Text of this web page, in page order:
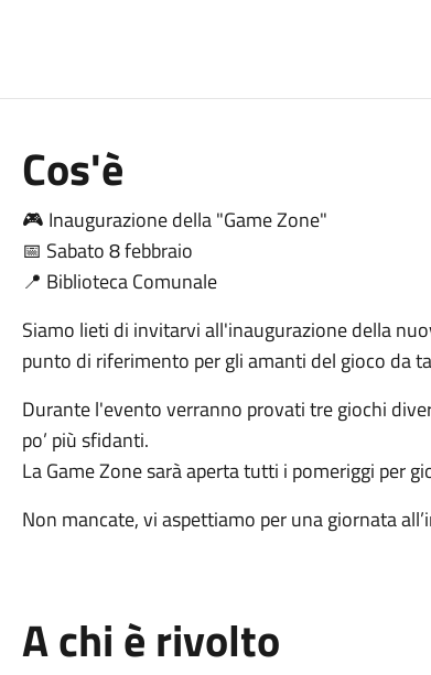
Cos'è
🎮 Inaugurazione della "Game Zone"
📅 Sabato 8 febbraio
📍 Biblioteca Comunale
Siamo lieti di invitarvi all'inaugurazione della
punto di riferimento per gli amanti del gioco da
Durante l'evento verranno provati tre giochi
po’ più sfidanti.
La Game Zone sarà aperta tutti i pomeriggi per
Non mancate, vi aspettiamo per una giornata
A chi è rivolto